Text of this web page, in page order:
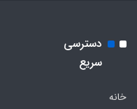
دسترسی
سریع
خانه